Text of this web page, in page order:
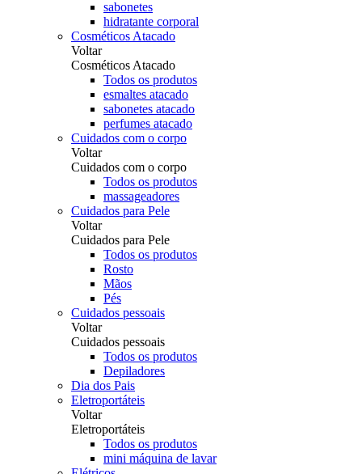
sabonetes
hidratante corporal
Cosméticos Atacado
Voltar
Cosméticos Atacado
Todos os produtos
esmaltes atacado
sabonetes atacado
perfumes atacado
Cuidados com o corpo
Voltar
Cuidados com o corpo
Todos os produtos
massageadores
Cuidados para Pele
Voltar
Cuidados para Pele
Todos os produtos
Rosto
Mãos
Pés
Cuidados pessoais
Voltar
Cuidados pessoais
Todos os produtos
Depiladores
Dia dos Pais
Eletroportáteis
Voltar
Eletroportáteis
Todos os produtos
mini máquina de lavar